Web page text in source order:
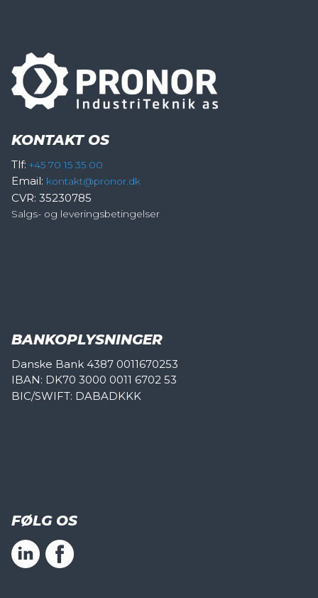
KONTAKT OS
Tlf: +45 70 15 35 00
Email: kontakt@pronor.dk
CVR: 35230785
Salgs- og leveringsbetingelser
BANKOPLYSNINGER
Danske Bank 4387 0011670253
IBAN: DK70 3000 0011 6702 53
BIC/SWIFT: DABADKKK
FØLG OS